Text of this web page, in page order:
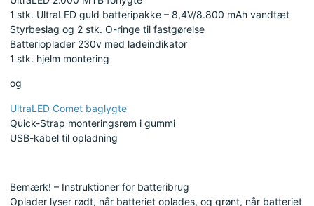
1 stk. UltraLED guld batteripakke – 8,4V/8.800 mAh vandtæt
Styrbeslag og 2 stk. O-ringe til fastgørelse
Batterioplader 230v med ladeindikator
1 stk. hjelm montering
og
UltraLED Comet baglygte
Quick-Strap monteringsrem i gummi
USB-kabel til opladning
Bemærk! – Instruktioner for batteribrug
Oplader lyser rødt, når batteriet oplades, og grønt, når batteriet